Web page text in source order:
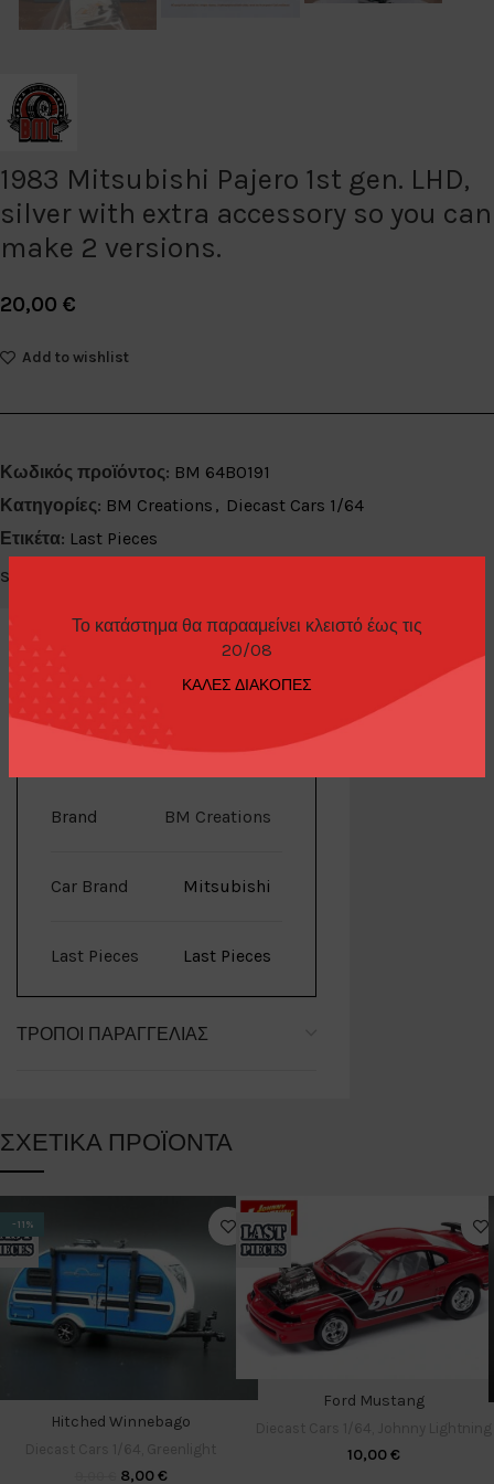
Το κατάστημα θα παρααμείνει κλειστό έως τις
20/08
ΚΑΛΕΣ ΔΙΑΚΟΠΕΣ
1983 Mitsubishi Pajero 1st gen. LHD,
silver with extra accessory so you can
make 2 versions.
20,00 €
Add to wishlist
Κωδικός προϊόντος: BM 64B0191
Κατηγορίες: BM Creations , Diecast Cars 1/64
Ετικέτα: Last Pieces
Share:
ΕΠΙΠΛΈΟΝ ΠΛΗΡΟΦΟΡΊΕΣ
Brand BM Creations
Car Brand Mitsubishi
Last Pieces Last Pieces
ΤΡΌΠΟΙ ΠΑΡΑΓΓΕΛΊΑΣ
ΣΧΕΤΙΚΆ ΠΡΟΪΌΝΤΑ
-11%
Hitched Winnebago
8,00€
Ford Mustang
10,00€